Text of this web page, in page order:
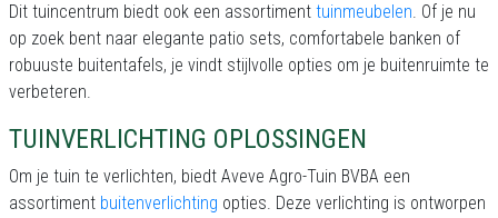
Dit tuincentrum biedt ook een assortiment tuinmeubelen. Of je nu
op zoek bent naar elegante patio sets, comfortabele banken of
robuuste buitentafels, je vindt stijlvolle opties om je buitenruimte te
verbeteren.
TUINVERLICHTING OPLOSSINGEN
Om je tuin te verlichten, biedt Aveve Agro-Tuin BVBA een
assortiment buitenverlichting opties. Deze verlichting is ontworpen